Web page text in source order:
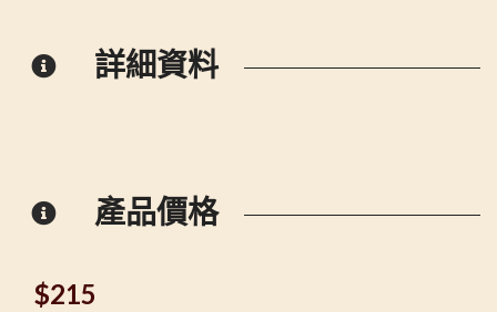
詳細資料
產品價格
$215